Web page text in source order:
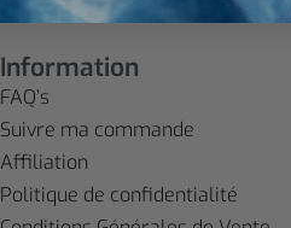
Information
FAQ’s
Suivre ma commande
Affiliation
Politique de confidentialité